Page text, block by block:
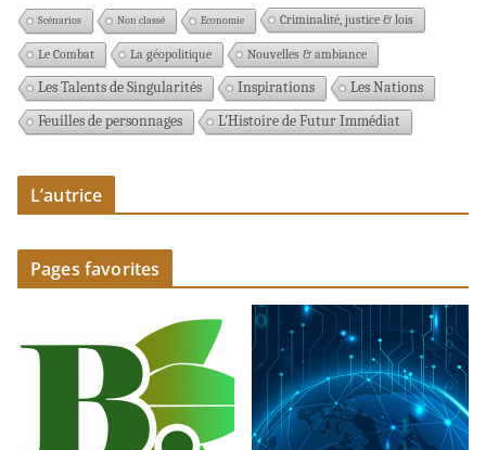
Scénarios Non classé Economie Criminalité, justice & lois
Le Combat La géopolitique Nouvelles & ambiance
Les Talents de Singularités Inspirations
Les Nations
Feuilles de personnages
L'Histoire de Futur Immédiat
L’autrice
Pages favorites